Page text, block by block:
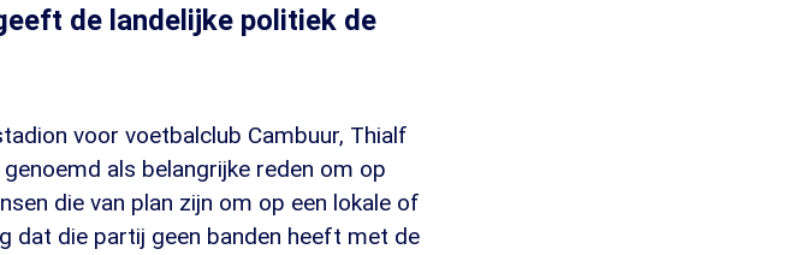
de landelijke politiek de
voor voetbalclub Cambuur, Thialf
als belangrijke reden om op
die van plan zijn om op een lokale of
dat die partij geen banden heeft met de